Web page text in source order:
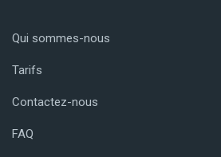
Qui sommes-nous
Tarifs
Contactez-nous
FAQ